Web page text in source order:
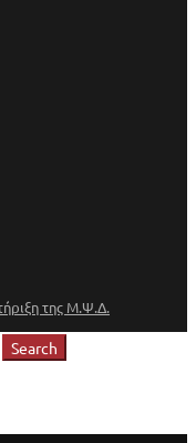
της Μ.Ψ.Δ.
Search